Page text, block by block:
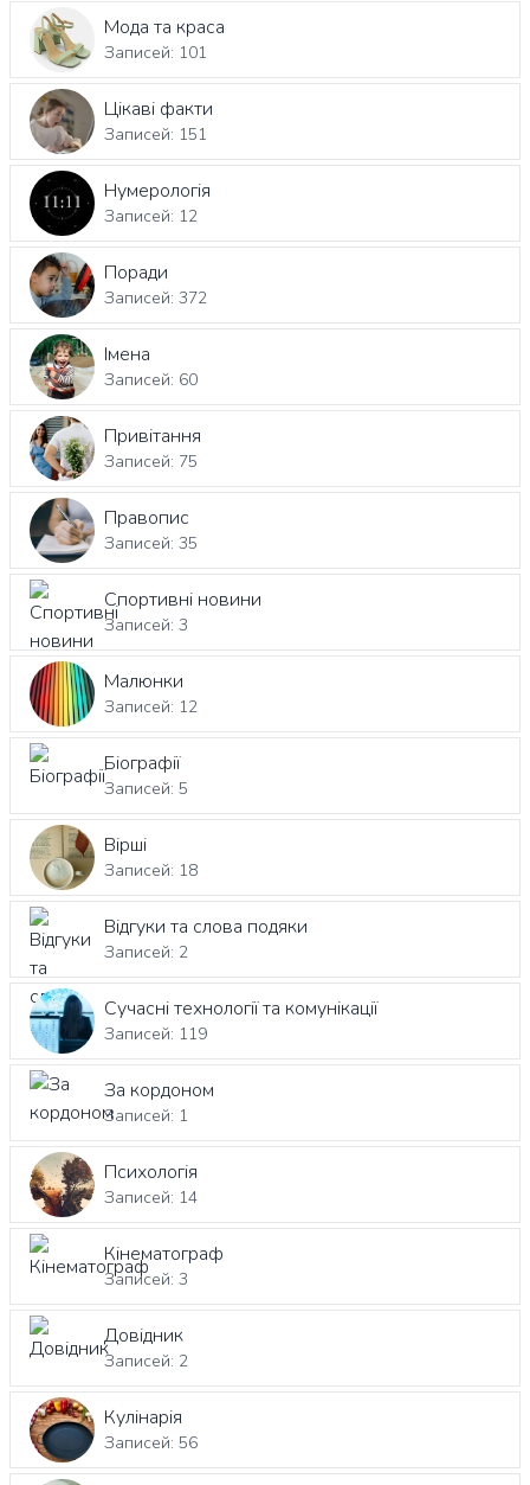
Мода та краса
Записей: 101
Цікаві факти
Записей: 151
Нумерологія
Записей: 12
Поради
Записей: 372
Імена
Записей: 60
Привітання
Записей: 75
Правопис
Записей: 35
Спортивні новини
Записей: 3
Малюнки
Записей: 12
Біографії
Записей: 5
Вірші
Записей: 18
Відгуки та слова подяки
Записей: 2
Сучасні технології та комунікації
Записей: 119
За кордоном
Записей: 1
Психологія
Записей: 14
Кінематограф
Записей: 3
Довідник
Записей: 2
Кулінарія
Записей: 56